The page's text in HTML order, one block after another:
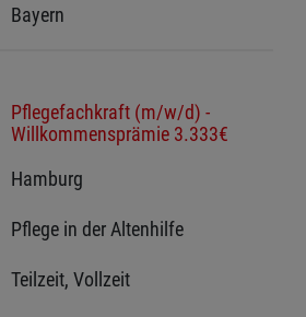
Bayern
Pflegefachkraft (m/w/d) -
Willkommensprämie 3.333€
Hamburg
Pflege in der Altenhilfe
Teilzeit, Vollzeit